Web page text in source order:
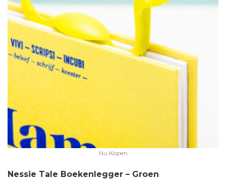
Nu Kopen
Nessie Tale Boekenlegger – Groen